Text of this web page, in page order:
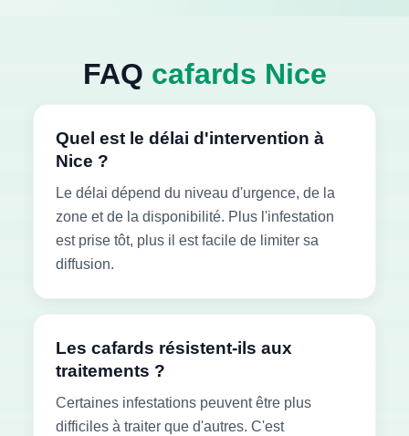
FAQ cafards Nice
Quel est le délai d'intervention à
Nice ?
Le délai dépend du niveau d'urgence, de la
zone et de la disponibilité. Plus l'infestation
est prise tôt, plus il est facile de limiter sa
diffusion.
Les cafards résistent-ils aux
traitements ?
Certaines infestations peuvent être plus
difficiles à traiter que d'autres. C'est